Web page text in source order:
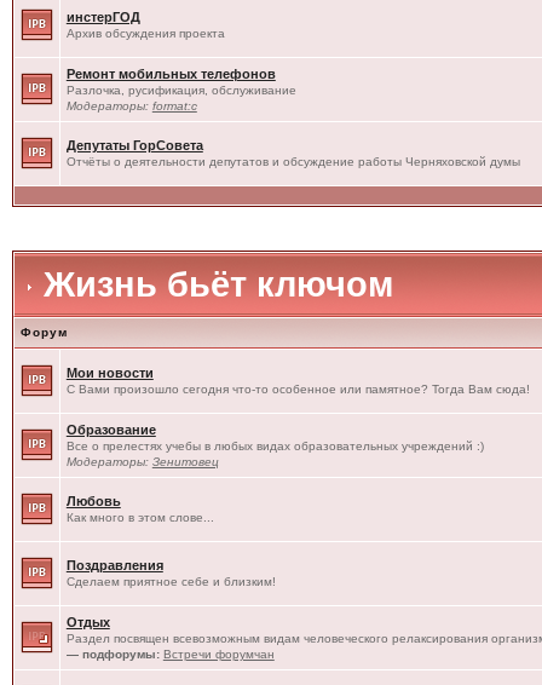
инстерГОД
Архив обсуждения проекта
Ремонт мобильных телефонов
Разлочка, русификация, обслуживание
Модераторы: format:c
Депутаты ГорСовета
Отчёты о деятельности депутатов и обсуждение работы Черняховской думы
Жизнь бьёт ключом
Форум
Мои новости
С Вами произошло сегодня что-то особенное или памятное? Тогда Вам сюда!
Образование
Все о прелестях учебы в любых видах образовательных учреждений :)
Модераторы: Зенитовец
Любовь
Как много в этом слове...
Поздравления
Сделаем приятное себе и близким!
Отдых
Раздел посвящен всевозможным видам человеческого релаксирования
— подфорумы: Встречи форумчан